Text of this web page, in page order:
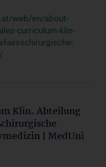
web/en/about-
curriculum-klin-
Klin. Abteilung
| MedUni